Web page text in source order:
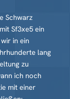
Schwarz
Sf3xe5 ein
in ein
lang
zu
ich noch
mit einer